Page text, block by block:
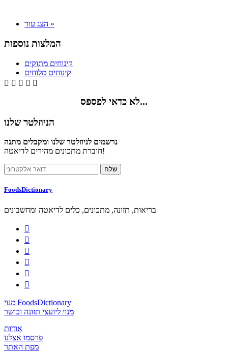
הצג עוד »
המלצות נוספות
קינוחים מתוקים
קינוחים מלוחים
    
לא כדאי לפספס...
הניוזלטר שלנו
נרשמים לניוזלטר שלנו ומקבלים מתנה
חוברת מתכונים מהירים לדיאטה!
FoodsDictionary
בריאות, תזונה, מתכונים, כלים לדיאטה ומחשבונים






מנוי FoodsDictionary
מנוי ליועצי תזונה וכושר
אודות
פרסמו אצלנו
מפת האתר